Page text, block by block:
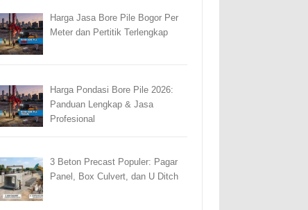
Harga Jasa Bore Pile Bogor Per
Meter dan Pertitik Terlengkap
Harga Pondasi Bore Pile 2026:
Panduan Lengkap & Jasa
Profesional
3 Beton Precast Populer: Pagar
Panel, Box Culvert, dan U Ditch